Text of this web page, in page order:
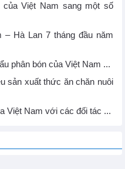
của Việt Nam sang một số
– Hà Lan 7 tháng đầu năm
phân bón của Việt Nam ...
sản xuất thức ăn chăn nuôi
Việt Nam với các đối tác ...